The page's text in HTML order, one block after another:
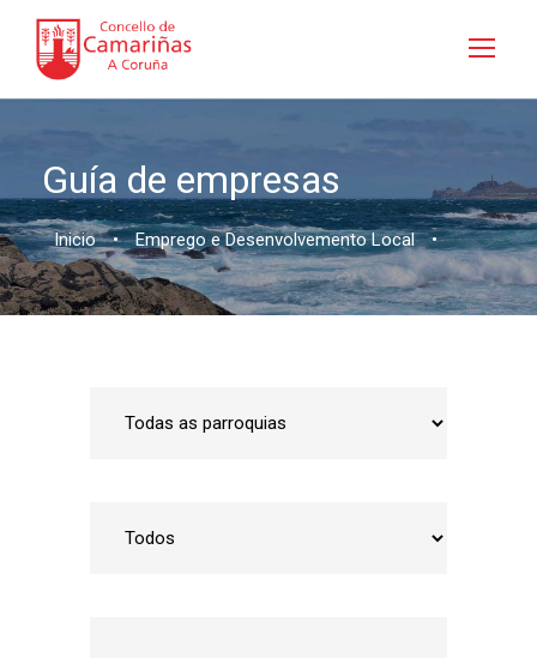
Guía de empresas
Inicio • Emprego e Desenvolvemento Local •